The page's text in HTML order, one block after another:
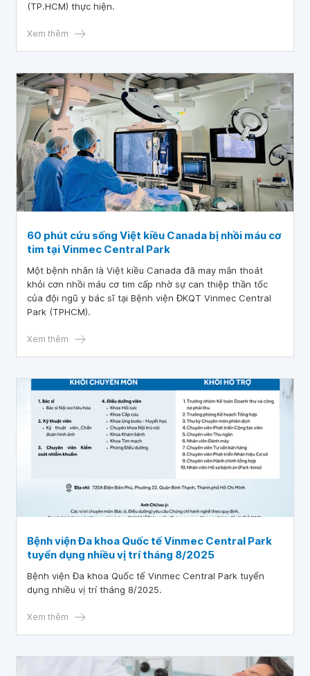
(TP.HCM) thực hiện.
Xem thêm
60 phút cứu sống Việt kiều Canada bị nhồi máu cơ
tim tại Vinmec Central Park
Một bệnh nhân là Việt kiều Canada đã may mắn thoát
khỏi cơn nhồi máu cơ tim cấp nhờ sự can thiệp thần tốc
của đội ngũ y bác sĩ tại Bệnh viện ĐKQT Vinmec Central
Park (TPHCM).
Xem thêm
Bệnh viện Đa khoa Quốc tế Vinmec Central Park
tuyển dụng nhiều vị trí tháng 8/2025
Bệnh viện Đa khoa Quốc tế Vinmec Central Park tuyển
dụng nhiều vị trí tháng 8/2025.
Xem thêm